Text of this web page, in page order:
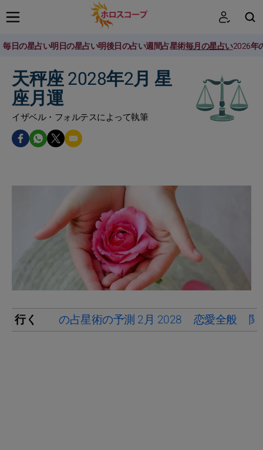
毎日の星占い明日の星占い明後日の占い週間占星術毎月の星占い2026年
天秤座 2028年2月 星
座月運
イザベル・フォルテスによって執筆
行く の占星術の予測 2月 2028 恋愛全般 関